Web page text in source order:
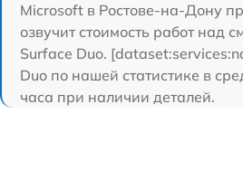
Microsoft в Ростове-на-Дону
озвучит стоимость работ над
Surface Duo.
Duo по нашей статистике в
часа при наличии деталей.